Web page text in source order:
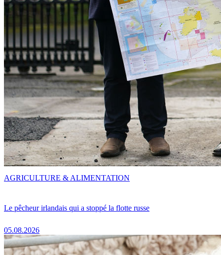
Le pêcheur irlandais qui a stoppé la flotte russe
05.08.2026
AGRICULTURE & ALIMENTATION